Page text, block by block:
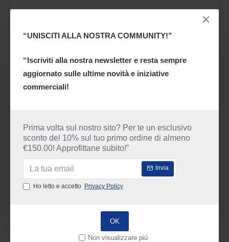
“UNISCITI ALLA NOSTRA COMMUNITY!”
“Iscriviti alla nostra newsletter e resta sempre
aggiornato sulle ultime novità e iniziative
commerciali!
Prima volta sul nostro sito? Per te un esclusivo
sconto del 10% sul tuo primo ordine di almeno
€150.00! Approfittane subito!”
Invia
Ho letto e accetto Privacy Policy
OK
Non visualizzare più
UPower
Calzatura da lavoro U-Power Frank S1P SRC ESD
86.62€
DISPONIBILE